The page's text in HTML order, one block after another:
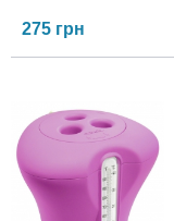
275 грн